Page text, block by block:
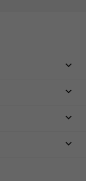



keyboard_arrow_down